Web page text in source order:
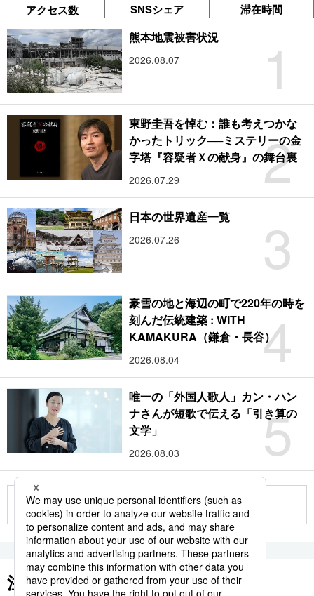
アクセス数 SNSシェア 滞在時間
1
熊本地震被害状況
2026.08.07
2
東野圭吾を悼む：誰も考えつかな
かったトリック──ミステリーの金
字塔『容疑者Ｘの献身』の舞台裏
2026.07.29
3
日本の世界遺産一覧
2026.07.26
4
豪雪の地と海辺の町で220年の時を
刻んだ伝統建築 : WITH
KAMAKURA（鎌倉・長谷）
2026.08.04
5
唯一の「外国人歌人」カン・ハン
ナさんが短歌で伝える「引き算の
文学」
2026.08.03
もっと見る
注目のキーワード